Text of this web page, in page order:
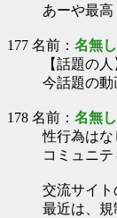
あーや最高
177 名前： 名無
【話題の
今話題の動
178 名前： 名無
性行為は
コミュニ
交流サイト
最近は、